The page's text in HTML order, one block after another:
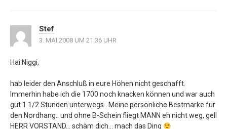
Stef
3. MAI 2008 UM 21:36 UHR
Hai Niggi,
hab leider den Anschluß in eure Höhen nicht geschafft.
Immerhin habe ich die 1700 noch knacken können und war auch
gut 1 1/2 Stunden unterwegs.. Meine persönliche Bestmarke für
den Nordhang.. und ohne B-Schein fliegt MANN eh nicht weg, gell
HERR VORSTAND… schäm dich… mach das Ding